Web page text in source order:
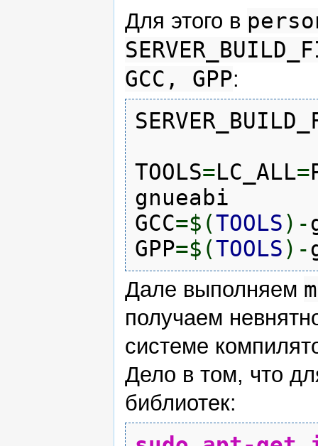
Для этого в
GCC, GPP:
TOOLS=LC_ALL=
gnueabi
GCC=$ (TOOLS) -
GPP=$ (TOOLS) -
Дале выполняем
получаем
системе
Дело в том, что
библиотек: